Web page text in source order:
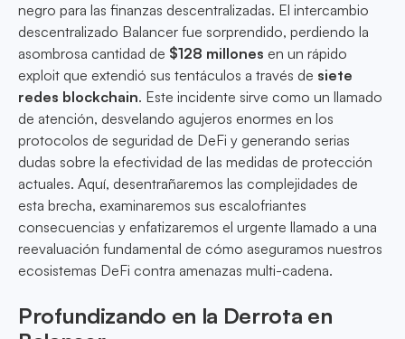
negro para las finanzas descentralizadas. El intercambio
descentralizado Balancer fue sorprendido, perdiendo la
asombrosa cantidad de $128 millones en un rápido
exploit que extendió sus tentáculos a través de siete
redes blockchain. Este incidente sirve como un llamado
de atención, desvelando agujeros enormes en los
protocolos de seguridad de DeFi y generando serias
dudas sobre la efectividad de las medidas de protección
actuales. Aquí, desentrañaremos las complejidades de
esta brecha, examinaremos sus escalofriantes
consecuencias y enfatizaremos el urgente llamado a una
reevaluación fundamental de cómo aseguramos nuestros
ecosistemas DeFi contra amenazas multi-cadena.
Profundizando en la Derrota en